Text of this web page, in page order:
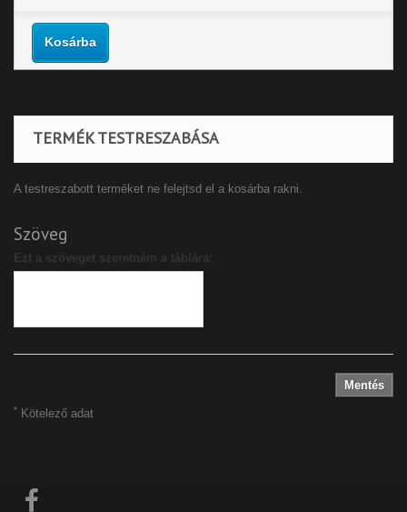
Kosárba
TERMÉK TESTRESZABÁSA
A testreszabott terméket ne felejtsd el a kosárba rakni.
Szöveg
Ezt a szöveget szeretném a táblára:
Mentés
* Kötelező adat